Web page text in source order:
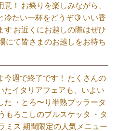
！ お祭りを楽しみながら、
冷たい一杯をどうぞ🍋 いい香
す お近くにお越しの際はぜひ
にて皆さまのお越しをお待ち
今週で終了です！ たくさんの
たイタリアフェアも、いよい
た ・とろ〜り半熟ブッラータ
もろこしのブルスケッタ ・タ
ミス 期間限定の人気メニュー